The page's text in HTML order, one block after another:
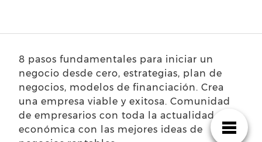
8 pasos fundamentales para iniciar un
negocio desde cero, estrategias, plan de
negocios, modelos de financiación. Crea
una empresa viable y exitosa. Comunidad
de empresarios con toda la actualidad
económica con las mejores ideas de